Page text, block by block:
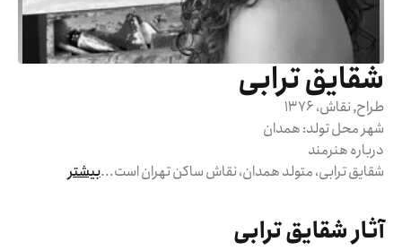
شقایق ترابی
طراح, نقاش، 1376
شهر محل تولد:همدان
درباره هنرمند
شقایق ترابی، متولد همدان، نقاش ساکن تهران است...بیشتر
آثار شقایق ترابی